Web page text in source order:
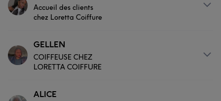
Accueil des clients
chez Loretta Coiffure
À propos
Très bonne coiffeuse et respectueuse
GELLEN
COIFFEUSE CHEZ
LORETTA COIFFURE
À proposALICE